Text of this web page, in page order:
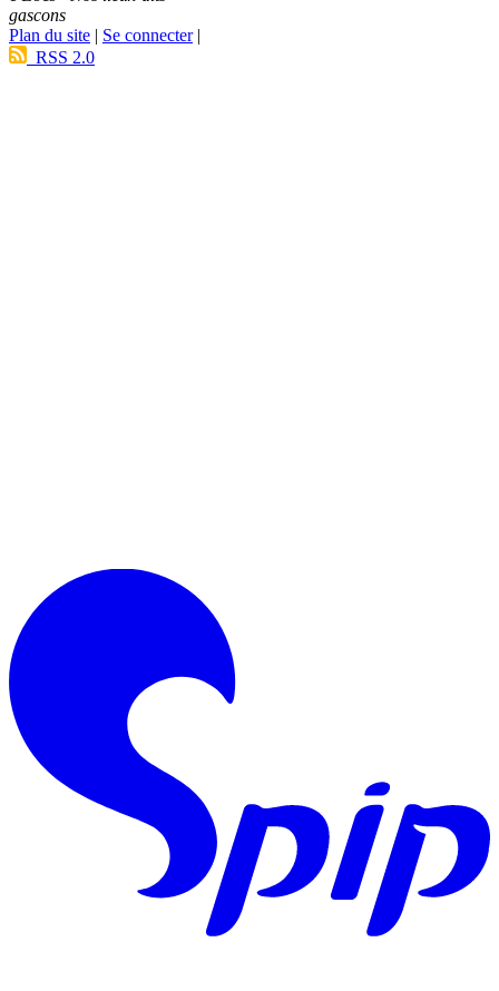
gascons
Plan du site | Se connecter|
RSS 2.0